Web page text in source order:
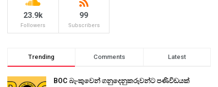
23.9k
Followers
99
Subscribers
Trending Comments Latest
BOC බැංකුවෙන් ගනුදෙනුකරුවන්ට පණිවිඩයක්